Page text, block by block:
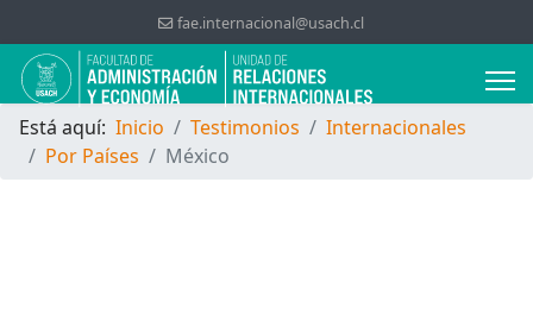
fae.internacional@usach.cl
Está aquí: Inicio Testimonios
Internacionales
Por Países
México